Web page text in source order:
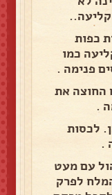
כפות
כמו
פנימה .
החוצה את
.
לכסות
.
עם מעט
לפרק